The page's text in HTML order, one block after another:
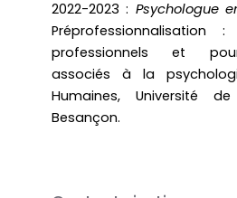
2022-2023 : Psychologue
Préprofessionnalisation
professionnels et
associés à la
Humaines, Université de
Besançon.